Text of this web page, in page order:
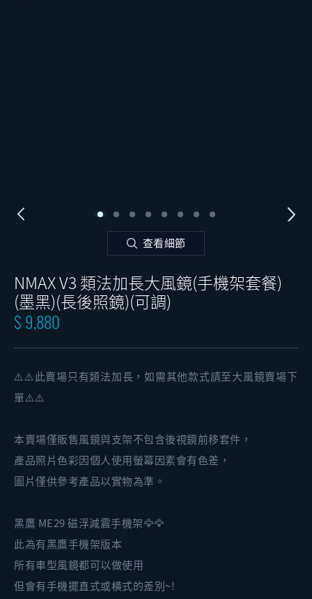
查看細節
NMAX V3 類法加長大風鏡(手機架套餐)
(墨黑)(長後照鏡)(可調)
$ 9,880
⚠️⚠️此賣場只有類法加長，如需其他款式請至大風鏡賣場下
單⚠️⚠️
本賣場僅販售風鏡與支架不包含後視鏡前移套件，
產品照片色彩因個人使用螢幕因素會有色差，
圖片僅供參考產品以實物為準。
黑鷹 ME29 磁浮減震手機架🦅🦅
此為有黑鷹手機架版本
所有車型風鏡都可以做使用
但會有手機擺直式或橫式的差別~!